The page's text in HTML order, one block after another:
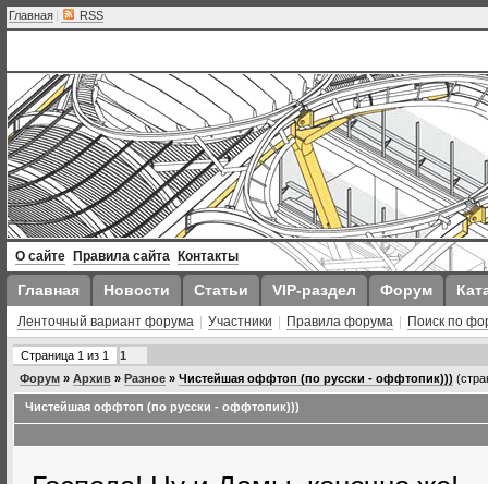
Главная | RSS
О сайте Правила сайта Контакты
Главная Новости Статьи VIP-раздел Форум
Ленточный вариант форума Участники Правила форума Поиск по
Страница 1 из 1
1
Форум » Архив » Разное » Чистейшая оффтоп (по русски - оффтопик)))
Чистейшая оффтоп (по русски - оффтопик)))